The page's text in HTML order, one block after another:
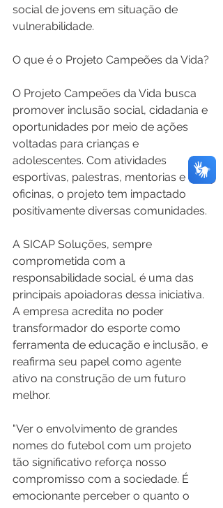
social de jovens em situação de
vulnerabilidade.
O que é o Projeto Campeões da Vida?
O Projeto Campeões da Vida busca
promover inclusão social, cidadania e
oportunidades por meio de ações
voltadas para crianças e
adolescentes. Com atividades
esportivas, palestras, mentorias e
oficinas, o projeto tem impactado
positivamente diversas comunidades.
A SICAP Soluções, sempre
comprometida com a
responsabilidade social, é uma das
principais apoiadoras dessa iniciativa.
A empresa acredita no poder
transformador do esporte como
ferramenta de educação e inclusão, e
reafirma seu papel como agente
ativo na construção de um futuro
melhor.
"Ver o envolvimento de grandes
nomes do futebol com um projeto
tão significativo reforça nosso
compromisso com a sociedade. É
emocionante perceber o quanto o